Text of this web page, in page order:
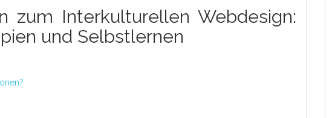
zum Interkulturellen Webdesign:
und Selbstlernen